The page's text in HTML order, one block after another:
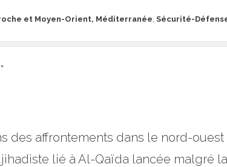
et Moyen-Orient, Méditerranée Sécurité-
des affrontements dans le nord-
lié à Al-Qaïda lancée malgré